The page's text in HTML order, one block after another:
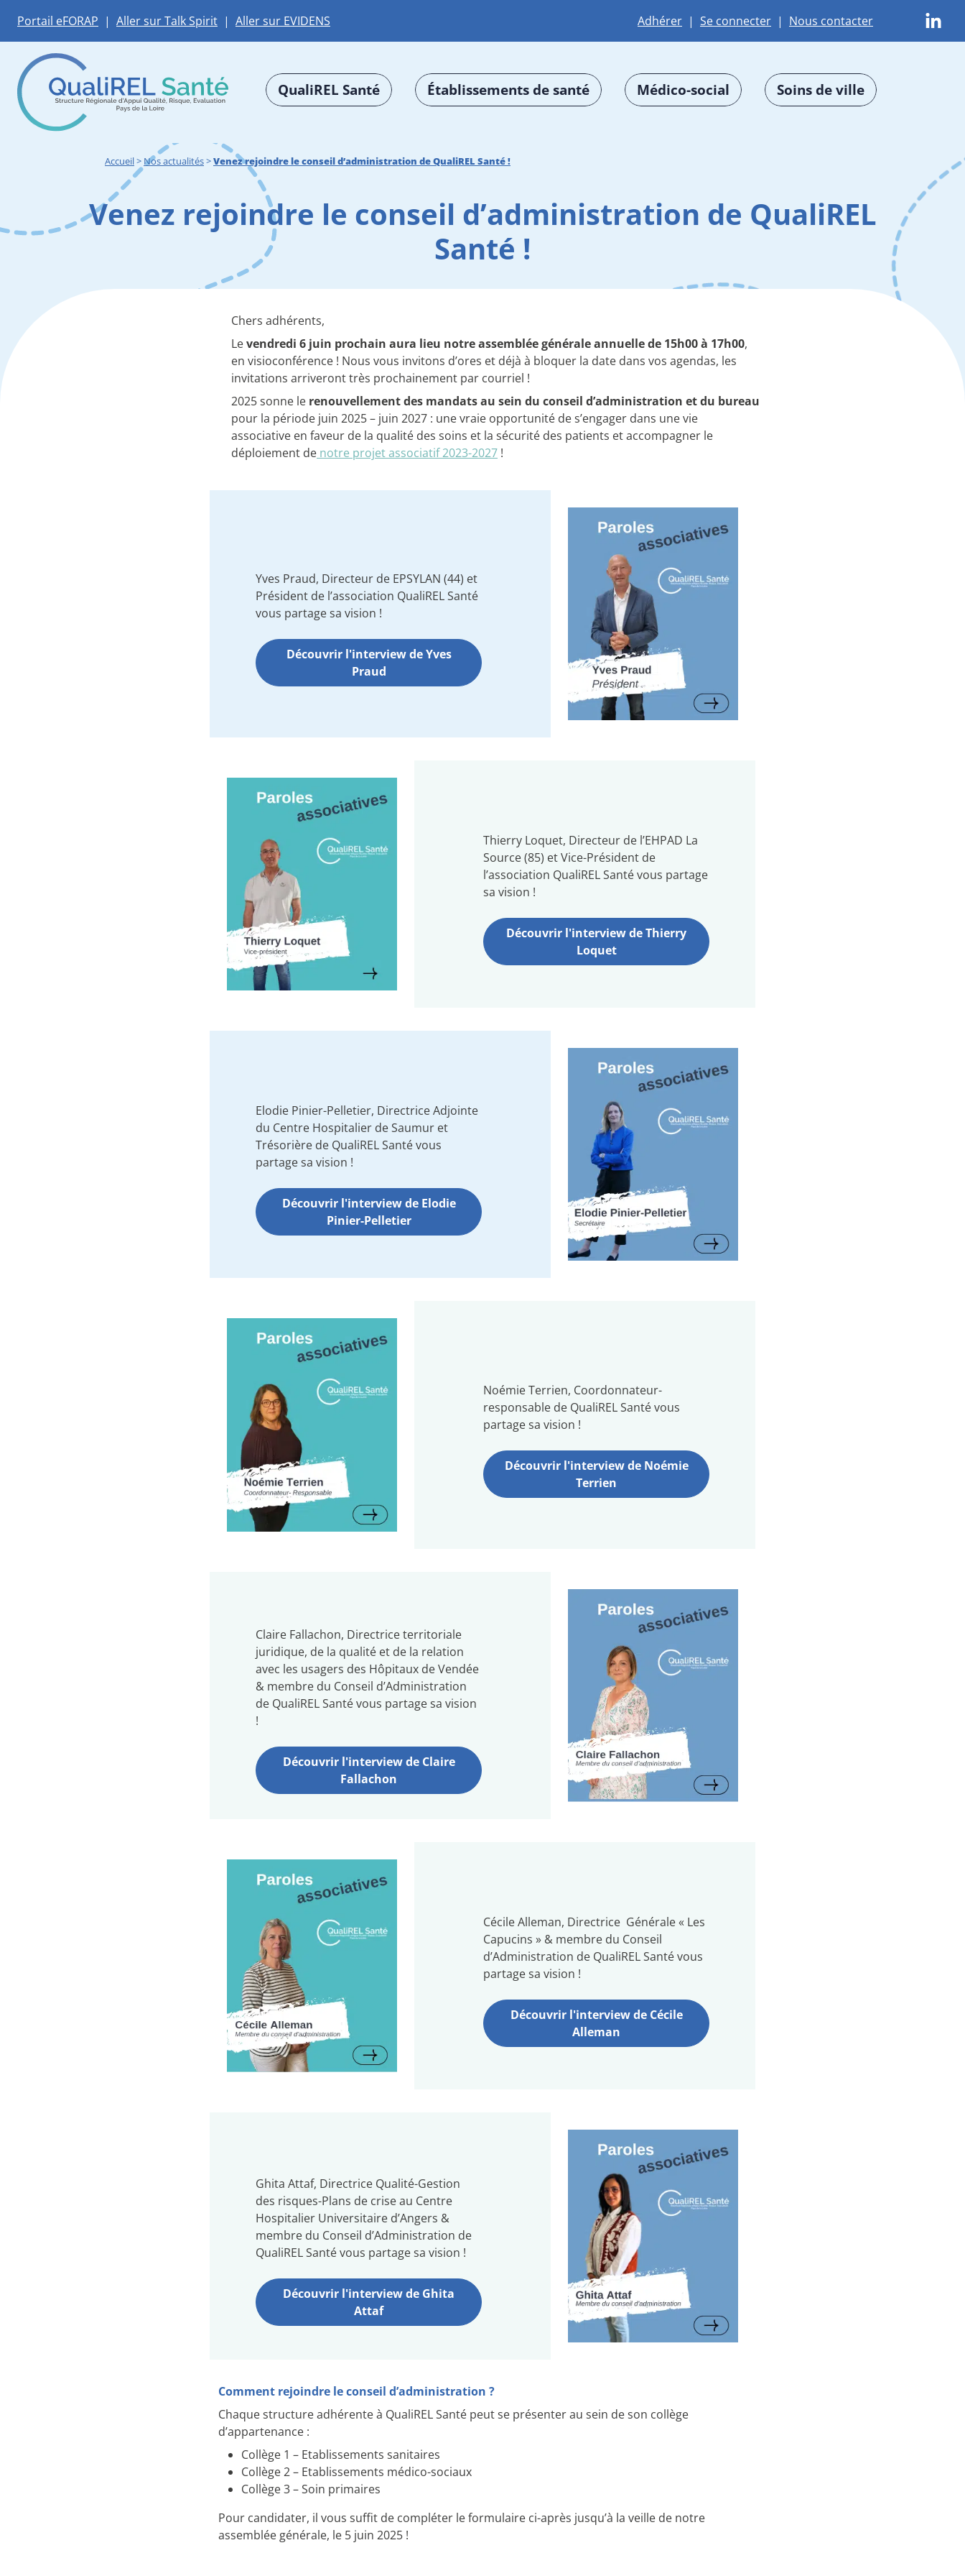
Portail eFORAP | Aller sur Talk Spirit | Aller sur EVIDENS Adhérer | Se connecter | Nous contacter
QualiREL Santé Établissements de santé Médico-social Soins de ville
Accueil> Nos actualités>Venez rejoindre le conseil d’administration de QualiREL Santé !
Venez rejoindre le conseil d’administration de QualiREL
Santé !
Chers adhérents,
Levendredi 6 juin prochain aura lieu notre assemblée générale annuelle de 15h00 à 17h00,
en visioconférence ! Nous vous invitons d’ores et déjà à bloquer la date dans vos agendas, les
invitations arriveront très prochainement par courriel !
2025 sonne le renouvellement des mandats au sein du conseil d’administration et du bureau
pour la période juin 2025 – juin 2027 : une vraie opportunité de s’engager dans une vie
associative en faveur de la qualité des soins et la sécurité des patients et accompagner le
déploiement de notre projet associatif 2023-2027 !
Yves Praud, Directeur de EPSYLAN (44) et
Président de l’association QualiREL Santé
vous partage sa vision !
Découvrir l'interview de Yves
Praud
Thierry Loquet, Directeur de l’EHPAD La
Source (85) et Vice-Président de
l’association QualiREL Santé vous partage
sa vision !
Découvrir l'interview de Thierry
Loquet
Elodie Pinier-Pelletier, Directrice Adjointe
du Centre Hospitalier de Saumur et
Trésorière de QualiREL Santé vous
partage sa vision !
Découvrir l'interview de Elodie
Pinier-Pelletier
Noémie Terrien, Coordonnateur-
responsable de QualiREL Santé vous
partage sa vision !
Découvrir l'interview de Noémie
Terrien
Claire Fallachon, Directrice territoriale
juridique, de la qualité et de la relation
avec les usagers des Hôpitaux de Vendée
& membre du Conseil d’Administration
de QualiREL Santé vous partage sa vision
!
Découvrir l'interview de Claire
Fallachon
Cécile Alleman, Directrice Générale « Les
Capucins » & membre du Conseil
d’Administration de QualiREL Santé vous
partage sa vision !
Découvrir l'interview de Cécile
Alleman
Ghita Attaf, Directrice Qualité-Gestion
des risques-Plans de crise au Centre
Hospitalier Universitaire d’Angers &
membre du Conseil d’Administration de
QualiREL Santé vous partage sa vision !
Découvrir l'interview de Ghita
Attaf
Comment rejoindre le conseil d’administration ?
Chaque structure adhérente à QualiREL Santé peut se présenter au sein de son collège
d’appartenance :
Collège 1 – Etablissements sanitaires
Collège 2 – Etablissements médico-sociaux
Collège 3 – Soin primaires
Pour candidater, il vous suffit de compléter le formulaire ci-après jusqu’à la veille de notre
assemblée générale, le 5 juin 2025 !